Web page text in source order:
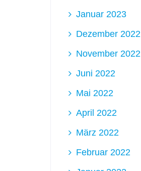
Januar 2023
Dezember 2022
November 2022
Juni 2022
Mai 2022
April 2022
März 2022
Februar 2022